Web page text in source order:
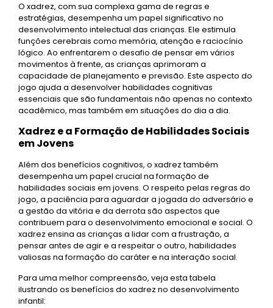
O xadrez, com sua complexa gama de regras e
estratégias, desempenha um papel significativo no
desenvolvimento intelectual das crianças. Ele estimula
funções cerebrais como memória, atenção e raciocínio
lógico. Ao enfrentarem o desafio de pensar em vários
movimentos à frente, as crianças aprimoram a
capacidade de planejamento e previsão. Este aspecto do
jogo ajuda a desenvolver habilidades cognitivas
essenciais que são fundamentais não apenas no contexto
acadêmico, mas também em situações do dia a dia.
Xadrez e a Formação de Habilidades Sociais
em Jovens
Além dos benefícios cognitivos, o xadrez também
desempenha um papel crucial na formação de
habilidades sociais em jovens. O respeito pelas regras do
jogo, a paciência para aguardar a jogada do adversário e
a gestão da vitória e da derrota são aspectos que
contribuem para o desenvolvimento emocional e social. O
xadrez ensina as crianças a lidar com a frustração, a
pensar antes de agir e a respeitar o outro, habilidades
valiosas na formação do caráter e na interação social.
Para uma melhor compreensão, veja esta tabela
ilustrando os benefícios do xadrez no desenvolvimento
infantil: